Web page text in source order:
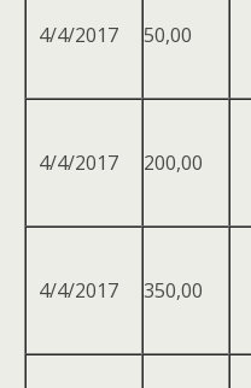
4/4/2017 50,00
4/4/2017 200,00
4/4/2017 350,00